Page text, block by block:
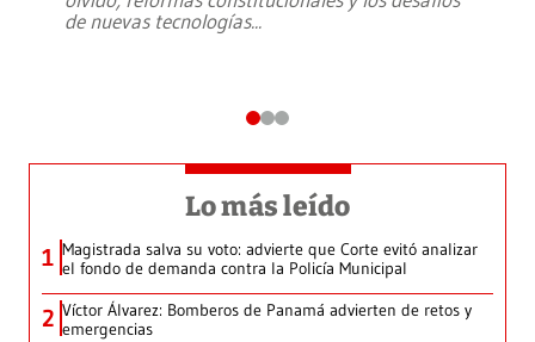
de nuevas tecnologías...
Lo más leído
1 Magistrada salva su voto: advierte que Corte evitó analizar
el fondo de demanda contra la Policía Municipal
2 Víctor Álvarez: Bomberos de Panamá advierten de retos y
emergencias